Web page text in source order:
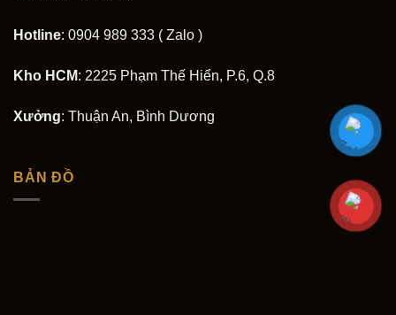
Hotline: 0904 989 333 ( Zalo )
Kho HCM: 2225 Phạm Thế Hiển, P.6, Q.8
Xưởng: Thuận An, Bình Dương
BẢN ĐỒ